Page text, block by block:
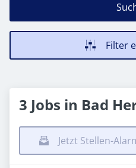
Filter
3 Jobs in Bad
Jetzt Stellen-